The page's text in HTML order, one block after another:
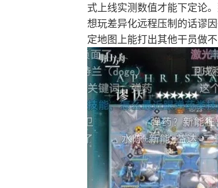
式上线实测数值才能下定论
想玩差异化远程压制的话谬
定地图上能打出其他干员做不